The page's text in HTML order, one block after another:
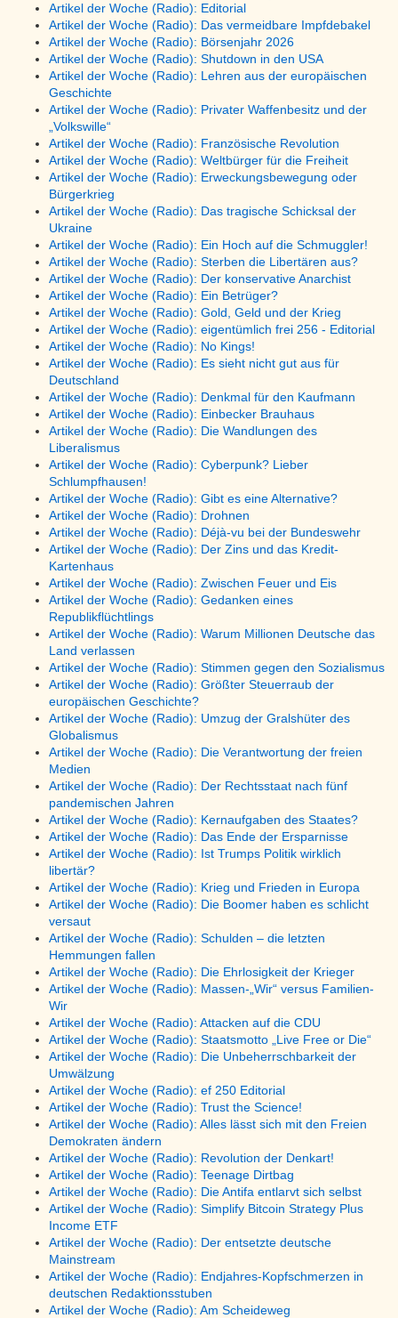
Artikel der Woche (Radio): Editorial
Artikel der Woche (Radio): Das vermeidbare Impfdebakel
Artikel der Woche (Radio): Börsenjahr 2026
Artikel der Woche (Radio): Shutdown in den USA
Artikel der Woche (Radio): Lehren aus der europäischen
Geschichte
Artikel der Woche (Radio): Privater Waffenbesitz und der
„Volkswille“
Artikel der Woche (Radio): Französische Revolution
Artikel der Woche (Radio): Weltbürger für die Freiheit
Artikel der Woche (Radio): Erweckungsbewegung oder
Bürgerkrieg
Artikel der Woche (Radio): Das tragische Schicksal der
Ukraine
Artikel der Woche (Radio): Ein Hoch auf die Schmuggler!
Artikel der Woche (Radio): Sterben die Libertären aus?
Artikel der Woche (Radio): Der konservative Anarchist
Artikel der Woche (Radio): Ein Betrüger?
Artikel der Woche (Radio): Gold, Geld und der Krieg
Artikel der Woche (Radio): eigentümlich frei 256 - Editorial
Artikel der Woche (Radio): No Kings!
Artikel der Woche (Radio): Es sieht nicht gut aus für
Deutschland
Artikel der Woche (Radio): Denkmal für den Kaufmann
Artikel der Woche (Radio): Einbecker Brauhaus
Artikel der Woche (Radio): Die Wandlungen des
Liberalismus
Artikel der Woche (Radio): Cyberpunk? Lieber
Schlumpfhausen!
Artikel der Woche (Radio): Gibt es eine Alternative?
Artikel der Woche (Radio): Drohnen
Artikel der Woche (Radio): Déjà-vu bei der Bundeswehr
Artikel der Woche (Radio): Der Zins und das Kredit-
Kartenhaus
Artikel der Woche (Radio): Zwischen Feuer und Eis
Artikel der Woche (Radio): Gedanken eines
Republikflüchtlings
Artikel der Woche (Radio): Warum Millionen Deutsche das
Land verlassen
Artikel der Woche (Radio): Stimmen gegen den Sozialismus
Artikel der Woche (Radio): Größter Steuerraub der
europäischen Geschichte?
Artikel der Woche (Radio): Umzug der Gralshüter des
Globalismus
Artikel der Woche (Radio): Die Verantwortung der freien
Medien
Artikel der Woche (Radio): Der Rechtsstaat nach fünf
pandemischen Jahren
Artikel der Woche (Radio): Kernaufgaben des Staates?
Artikel der Woche (Radio): Das Ende der Ersparnisse
Artikel der Woche (Radio): Ist Trumps Politik wirklich
libertär?
Artikel der Woche (Radio): Krieg und Frieden in Europa
Artikel der Woche (Radio): Die Boomer haben es schlicht
versaut
Artikel der Woche (Radio): Schulden – die letzten
Hemmungen fallen
Artikel der Woche (Radio): Die Ehrlosigkeit der Krieger
Artikel der Woche (Radio): Massen-„Wir“ versus Familien-
Wir
Artikel der Woche (Radio): Attacken auf die CDU
Artikel der Woche (Radio): Staatsmotto „Live Free or Die“
Artikel der Woche (Radio): Die Unbeherrschbarkeit der
Umwälzung
Artikel der Woche (Radio): ef 250 Editorial
Artikel der Woche (Radio): Trust the Science!
Artikel der Woche (Radio): Alles lässt sich mit den Freien
Demokraten ändern
Artikel der Woche (Radio): Revolution der Denkart!
Artikel der Woche (Radio): Teenage Dirtbag
Artikel der Woche (Radio): Die Antifa entlarvt sich selbst
Artikel der Woche (Radio): Simplify Bitcoin Strategy Plus
Income ETF
Artikel der Woche (Radio): Der entsetzte deutsche
Mainstream
Artikel der Woche (Radio): Endjahres-Kopfschmerzen in
deutschen Redaktionsstuben
Artikel der Woche (Radio): Am Scheideweg